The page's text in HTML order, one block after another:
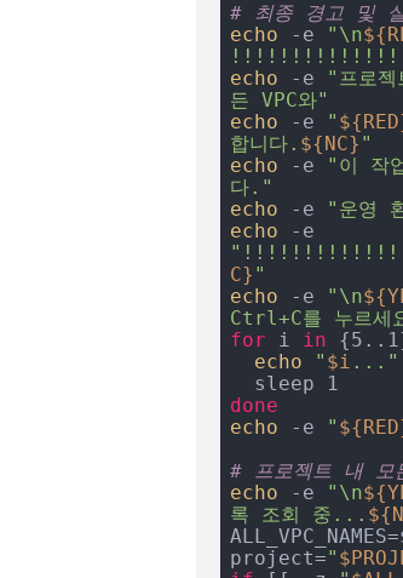
# 최종 경고 및
echo -e "\n
echo -e "프로
든 VPC와"
echo -e "
합니다. ${NC} "
echo -e
"이 작
다."
echo -e
"운영
echo
C} "
echo -e "\n
Ctrl+C를 누르세
for i in
echo
" $i ..."
done
echo -e "
# 프로젝트 내 모
echo -e "\n
록 조회 중...
project="